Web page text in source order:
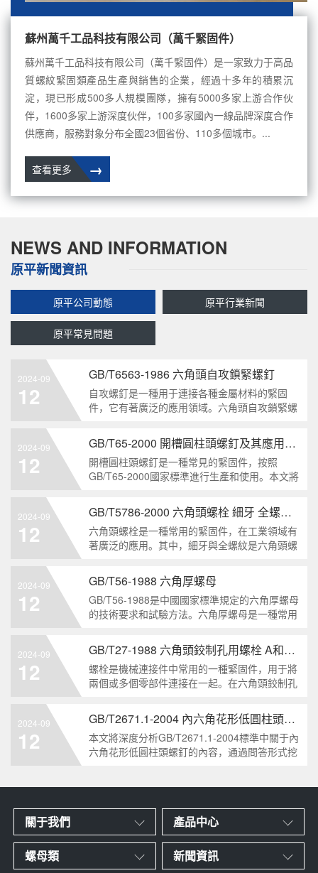
蘇州萬千工品科技有限公司（萬千緊固件）
蘇州萬千工品科技有限公司（萬千緊固件）是一家致力于高品
質螺紋緊固類產品生產與銷售的企業，經過十多年的積累沉
淀，現已形成500多人規模團隊，擁有5000多家上游合作伙
伴，1600多家上游深度伙伴，100多家國內一線品牌深度合作
供應商，服務對象分布全國23個省份、110多個城市。...
→
查看更多
NEWS AND INFORMATION
原平新聞資訊
原平公司動態 原平行業新聞
原平常見問題
2024-09
12
GB/T6563-1986 六角頭自攻鎖緊螺釘
自攻螺釘是一種用于連接各種金屬材料的緊固
件，它有著廣泛的應用領域。六角頭自攻鎖緊螺
標準。本文將深度分析這種螺釘的特點、應用以
及制造要求等相關知識點，為讀者提供全面的了
解。1. 六角頭自
2024-09
12
GB/T65-2000 開槽圓柱頭螺釘及其應用領域
開槽圓柱頭螺釘是一種常見的緊固件，按照
GB/T65-2000國家標準進行生產和使用。本文將
領域，幫助讀者更好地了解和應用該種螺釘。什
么是GB/T65-2000 開槽圓柱頭螺釘？GB/T65-
200
2024-09
12
GB/T5786-2000 六角頭螺栓 細牙 全螺紋——工業重要性和特點
六角頭螺栓是一種常用的緊固件，在工業領域有
著廣泛的應用。其中，細牙與全螺紋是六角頭螺
兩個方面，對GB/T5786-2000標準下的六角頭螺
栓 細牙 全螺紋進行深度分析和知識挖掘。什么
是GB/T57
2024-09
12
GB/T56-1988 六角厚螺母
GB/T56-1988是中國國家標準規定的六角厚螺母
的技術要求和試驗方法。六角厚螺母是一種常用
用于需要更大的力矩和耐久性的緊固裝配。六角
厚螺母的材料和制造工藝六角厚螺母通常由低碳
鋼、中碳鋼或合金鋼
2024-09
12
GB/T27-1988 六角頭鉸制孔用螺栓 A和B級
螺栓是機械連接件中常用的一種緊固件，用于將
兩個或多個零部件連接在一起。在六角頭鉸制孔
級和B級兩種。下面我們來分析一下這兩種級別
的螺栓有哪些區別。1. A級和B級的定義和標準
有什么不同?A級和B級是
2024-09
12
GB/T2671.1-2004 內六角花形低圓柱頭螺釘
本文將深度分析GB/T2671.1-2004標準中關于內
六角花形低圓柱頭螺釘的內容，通過問答形式挖
關于我們 產品中心
螺母類 新聞資訊